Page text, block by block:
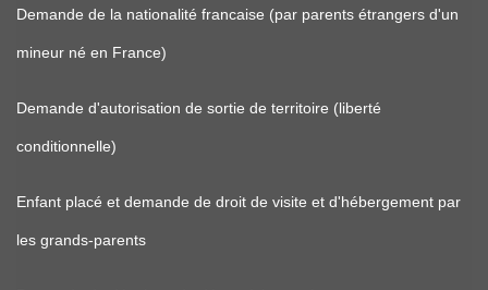
Demande de la nationalité francaise (par parents étrangers d'un
mineur né en France)
Demande d'autorisation de sortie de territoire (liberté
conditionnelle)
Enfant placé et demande de droit de visite et d'hébergement par
les grands-parents